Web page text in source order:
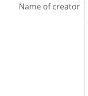
Name of creator